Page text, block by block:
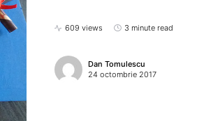
609 views 3 minute read
Dan Tomulescu
24 octombrie 2017